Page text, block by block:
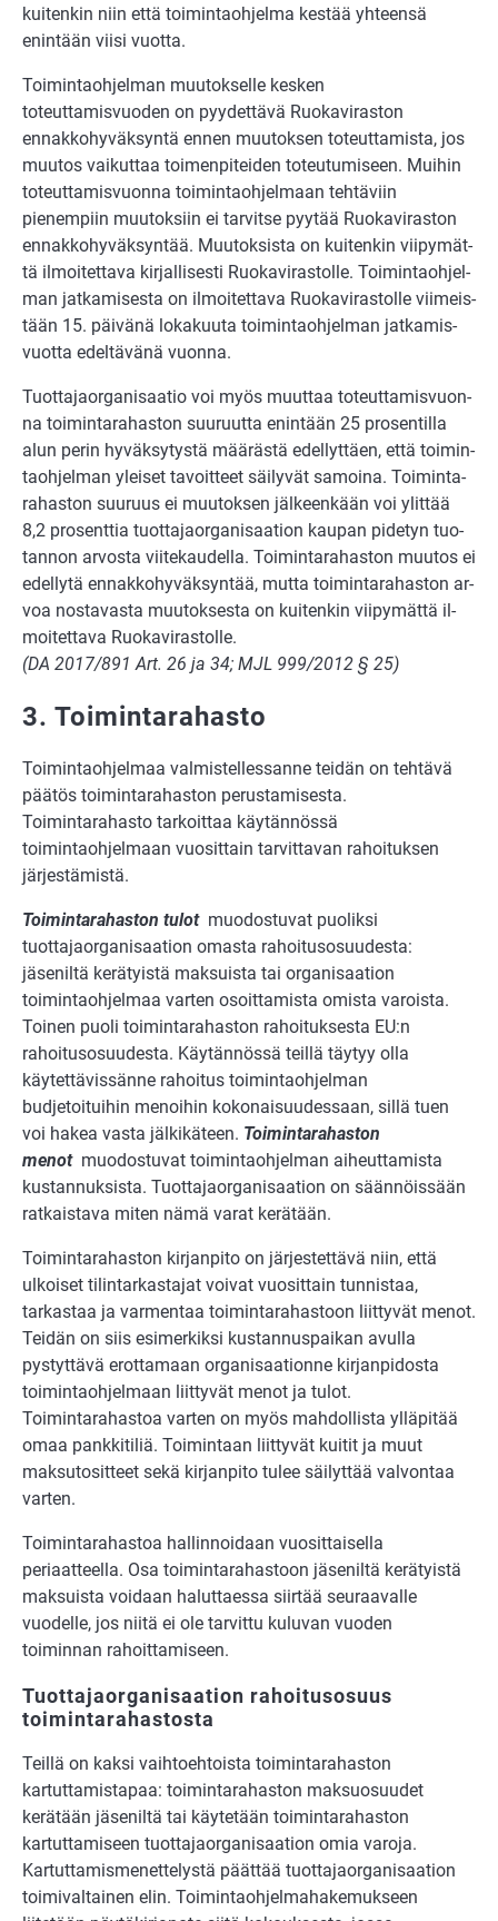
kuitenkin niin että toimintaohjelma kestää yhteensä
enintään viisi vuotta.
Toimintaohjelman muutokselle kesken
toteuttamisvuoden on pyydettävä Ruokaviraston
ennakkohyväksyntä ennen muutoksen toteuttamista, jos
muutos vaikuttaa toimenpiteiden toteutumiseen. Mui­hin
toteuttamis­vuon­na toi­min­ta­oh­jel­maan teh­tä­viin
pienempiin muu­tok­siin ei tar­vit­se pyy­tää Ruo­ka­vi­ras­ton
en­nak­ko­hy­väk­syn­tää. Muu­tok­sis­ta on kui­ten­kin vii­py­mät­
tä il­moi­tet­ta­va kir­jal­li­ses­ti Ruo­ka­vi­ras­tol­le. Toi­min­ta­oh­jel­
man jat­ka­mi­ses­ta on il­moi­tet­ta­va Ruo­ka­vi­ras­tol­le vii­meis­
tään 15. päi­vä­nä loka­kuu­ta toi­min­ta­oh­jel­man jat­ka­mis­
vuot­ta edel­tä­vä­nä vuon­na.
Tuot­ta­ja­or­ga­ni­saa­tio voi myös muut­taa toteuttamis­vuon­
na toi­min­ta­ra­has­ton suu­ruut­ta enin­tään 25 pro­sen­til­la
alun pe­rin hy­väk­sy­tys­tä mää­räs­tä edel­lyt­tä­en, että toi­min­
ta­oh­jel­man ylei­set ta­voit­teet säi­ly­vät sa­moi­na. Toi­min­ta­
ra­has­ton suu­ruus ei muu­tok­sen jäl­keen­kään voi ylit­tää
8,2 pro­sent­tia tuot­ta­ja­or­ga­ni­saa­ti­on kau­pan pi­de­tyn tuo­
tan­non ar­vos­ta vii­te­kau­del­la. Toi­min­ta­ra­has­ton muu­tos ei
edel­ly­tä en­nak­ko­hy­väk­syn­tää, mut­ta toi­min­ta­ra­has­ton ar­
voa nos­ta­vas­ta muu­tok­ses­ta on kui­ten­kin vii­py­mät­tä il­
moi­tet­ta­va Ruo­ka­vi­ras­tol­le.
(DA 2017/891 Art. 26 ja 34; MJL 999/2012 § 25)
3. Toimintarahasto
Toimintaohjelmaa valmistellessanne teidän on tehtävä
päätös toimintarahaston perustamisesta.
Toimintarahasto tarkoittaa käytännössä
toimintaohjelmaan vuosittain tarvittavan rahoituksen
järjestämistä.
Toimintarahaston tulot muodostuvat puoliksi
tuottajaorganisaation omasta rahoitusosuudesta:
jäseniltä kerätyistä maksuista tai organisaation
toimintaohjelmaa varten osoittamista omista varoista.
Toinen puoli toimintarahaston rahoituksesta EU:n
rahoitusosuudesta. Käytännössä teillä täytyy olla
käytettävissänne rahoitus toimintaohjelman
budjetoituihin menoihin kokonaisuudessaan, sillä tuen
voi hakea vasta jälkikäteen. Toimintarahaston
menot muodostuvat toimintaohjelman aiheuttamista
kustannuksista. Tuottajaorganisaation on säännöissään
ratkaistava miten nämä varat kerätään.
Toimintarahaston kirjanpito on järjestettävä niin, että
ulkoiset tilintarkastajat voivat vuosittain tunnistaa,
tarkastaa ja varmentaa toimintarahastoon liittyvät menot.
Teidän on siis esimerkiksi kustannuspaikan avulla
pystyttävä erottamaan organisaationne kirjanpidosta
toimintaohjelmaan liittyvät menot ja tulot.
Toimintarahastoa varten on myös mahdollista ylläpitää
omaa pankkitiliä. Toimintaan liittyvät kuitit ja muut
maksutositteet sekä kirjanpito tulee säilyttää valvontaa
varten.
Toimintarahastoa hallinnoidaan vuosittaisella
periaatteella. Osa toimintarahastoon jäseniltä kerätyistä
maksuista voidaan haluttaessa siirtää seuraavalle
vuodelle, jos niitä ei ole tarvittu kuluvan vuoden
toiminnan rahoittamiseen.
Tuottajaorganisaation rahoitusosuus
toimintarahastosta
Teillä on kaksi vaihtoehtoista toimintarahaston
kartuttamistapaa: toimintarahaston maksuosuudet
kerätään jäseniltä tai käytetään toimintarahaston
kartuttamiseen tuottajaorganisaation omia varoja.
Kartuttamismenettelystä päättää tuottajaorganisaation
toimivaltainen elin. Toimintaohjelmahakemukseen